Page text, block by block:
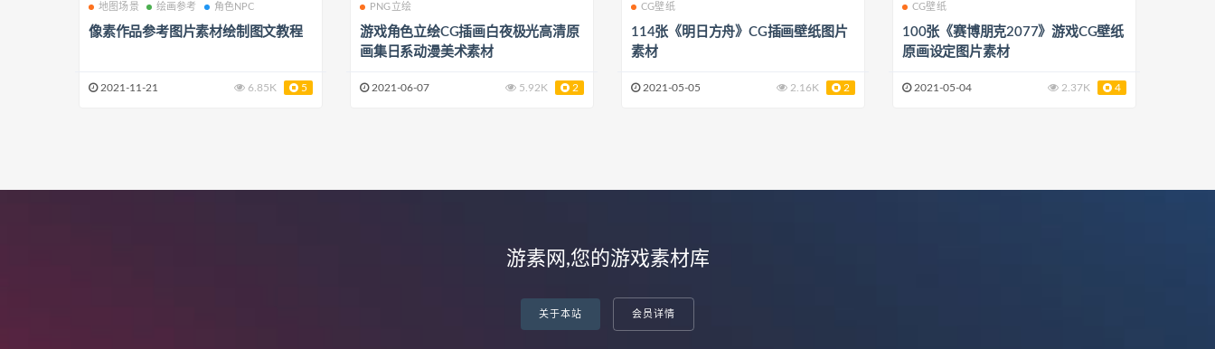
地图场景 绘画参考 角色NPC
像素作品参考图片素材绘制图文教程
2021-11-21 6.85K 5
PNG立绘
游戏角色立绘CG插画白夜极光高清原
画集日系动漫美术素材
2021-06-07 5.92K 2
CG壁纸
114张《明日方舟》CG插画壁纸图片
素材
2021-05-05 2.16K 2
CG壁纸
100张《赛博朋克2077》游戏CG壁纸
原画设定图片素材
2021-05-04 2.37K 4
游素网,您的游戏素材库
关于本站 会员详情